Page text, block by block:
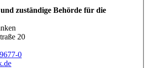
zuständige Behörde für die
20
0